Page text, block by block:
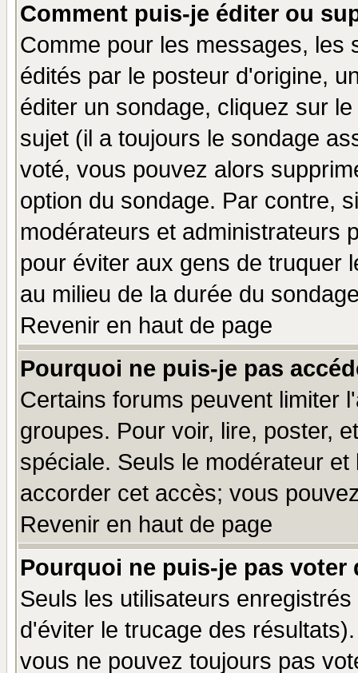
Comment puis-je éditer ou
Comme pour les messages, les
édités par le posteur d'origine,
éditer un sondage, cliquez sur
sujet (il a toujours le sondage
voté, vous pouvez alors
option du sondage. Par contre,
modérateurs et administrateurs
pour éviter aux gens de truquer
au milieu de la durée du
Revenir en haut de page
Pourquoi ne puis-je pas
Certains forums peuvent limiter
groupes. Pour voir, lire, poster,
spéciale. Seuls le modérateur
accorder cet accès; vous
Revenir en haut de page
Pourquoi ne puis-je pas voter
Seuls les utilisateurs
d'éviter le trucage des
vous ne pouvez toujours pas